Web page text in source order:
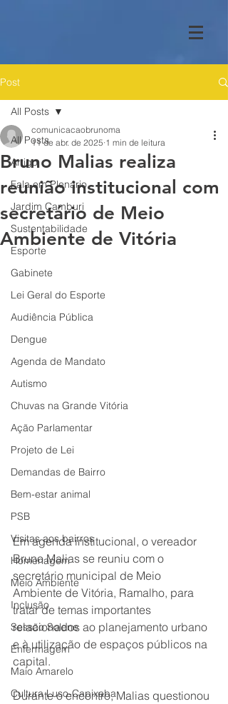
Post
All Posts
Artigo
Fala em Plenário
Jardim Camburi
Sustentabilidade
Esporte
Gabinete
Lei Geral do Esporte
Audiência Pública
Dengue
Agenda de Mandato
Autismo
Chuvas na Grande Vitória
Ação Parlamentar
Projeto de Lei
Demandas de Bairro
Bem-estar animal
PSB
Visitas aos bairros
Homenagem
Meio Ambiente
Inclusão
Sessão Solene
Enfermagem
Maio Amarelo
Cultura Luso-Capixaba
All Posts
Bruno Malias realiza
reunião institucional com
secretário de Meio
Ambiente de Vitória
comunicacaobrunoma
11 de abr. de 2025 1 min de leitura
Em agenda institucional, o vereador
Bruno Malias se reuniu com o
secretário municipal de Meio
Ambiente de Vitória, Ramalho, para
tratar de temas importantes
relacionados ao planejamento urbano
e à utilização de espaços públicos na
capital.
Durante o encontro, Malias questionou